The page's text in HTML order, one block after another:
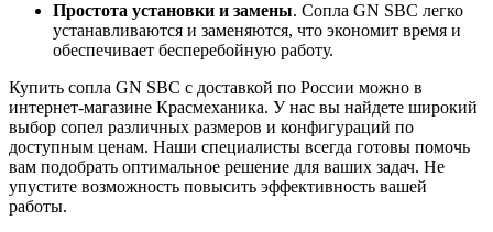
Простота установки и замены. Сопла GN SBC легко
устанавливаются и заменяются, что экономит время и
обеспечивает бесперебойную работу.
Купить сопла GN SBC с доставкой по России можно в
интернет-магазине Красмеханика. У нас вы найдете широкий
выбор сопел различных размеров и конфигураций по
доступным ценам. Наши специалисты всегда готовы помочь
вам подобрать оптимальное решение для ваших задач. Не
упустите возможность повысить эффективность вашей
работы.